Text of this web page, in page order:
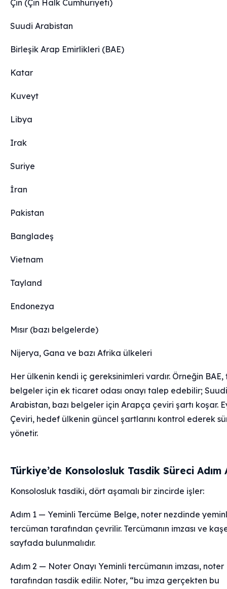
Çin (Çin Halk Cumhuriyeti)
Suudi Arabistan
Birleşik Arap Emirlikleri (BAE)
Katar
Kuveyt
Libya
Irak
Suriye
İran
Pakistan
Bangladeş
Vietnam
Tayland
Endonezya
Mısır (bazı belgelerde)
Nijerya, Gana ve bazı Afrika ülkeleri
Her ülkenin kendi iç gereksinimleri vardır. Örneğin
belgeler için ek ticaret odası onayı talep edebilir; Suudi
Arabistan, bazı belgeler için Arapça çeviri şartı koşar.
Çeviri, hedef ülkenin güncel şartlarını kontrol ederek
yönetir.
Türkiye’de Konsolosluk Tasdik Süreci Adım
Konsolosluk tasdiki, dört aşamalı bir zincirde işler:
Adım 1 — Yeminli Tercüme Belge, noter nezdinde
tercüman tarafından çevrilir. Tercümanın imzası ve
sayfada bulunmalıdır.
Adım 2 — Noter Onayı Yeminli tercümanın imzası, noter
tarafından tasdik edilir. Noter, “bu imza gerçekten bu